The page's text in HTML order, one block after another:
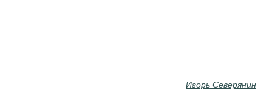
Игорь Северянин